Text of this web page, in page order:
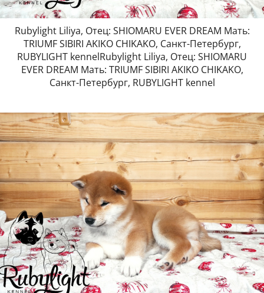
Rubylight Liliya, Отец: SHIOMARU EVER DREAM Мать:
TRIUMF SIBIRI AKIKO CHIKAKO, Санкт-Петербург,
RUBYLIGHT kennelRubylight Liliya, Отец: SHIOMARU
EVER DREAM Мать: TRIUMF SIBIRI AKIKO CHIKAKO,
Санкт-Петербург, RUBYLIGHT kennel